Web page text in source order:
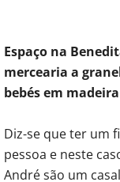
Espaço na
mercearia a
bebés em madeira
Diz-se que ter um
pessoa e neste
André são um